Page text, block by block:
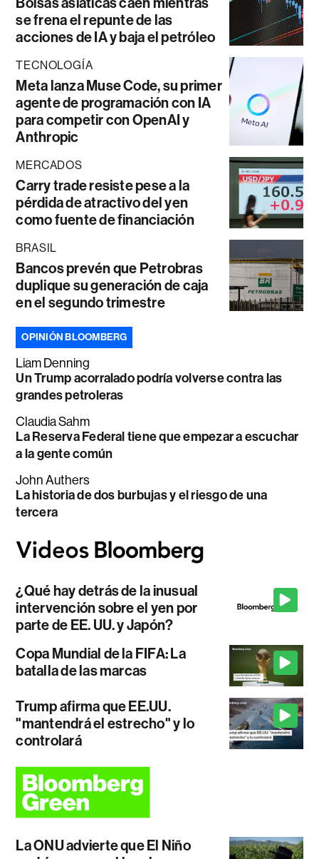
se frena el repunte de las
acciones de IA y baja el petróleo
TECNOLOGÍA
Meta lanza Muse Code, su primer
agente de programación con IA
para competir con OpenAI y
Anthropic
MERCADOS
Carry trade resiste pese a la
pérdida de atractivo del yen
como fuente de financiación
BRASIL
Bancos prevén que Petrobras
duplique su generación de caja
en el segundo trimestre
OPINIÓN BLOOMBERG
Liam Denning
Un Trump acorralado podría volverse contra las
grandes petroleras
Claudia Sahm
La Reserva Federal tiene que empezar a escuchar
a la gente común
John Authers
La historia de dos burbujas y el riesgo de una
tercera
¿Qué hay detrás de la inusual
intervención sobre el yen por
parte de EE. UU. y Japón?
Copa Mundial de la FIFA: La
batalla de las marcas
Trump afirma que EE.UU.
"mantendrá el estrecho" y lo
controlará
La ONU advierte que El Niño